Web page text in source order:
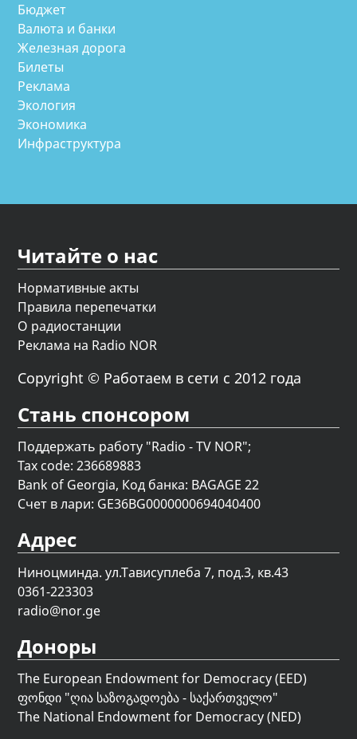
Бюджет
Валюта и банки
Железная дорога
Билеты
Реклама
Экология
Экономика
Инфраструктура
Читайте о нас
Нормативные акты
Правила перепечатки
О радиостанции
Реклама на Radio NOR
Copyright © Работаем в сети с 2012 года
Стань спонсором
Поддержать работу "Radio - TV NOR";
Tax code: 236689883
Bank of Georgia, Код банка: BAGAGE 22
Счет в лари: GE36BG0000000694040400
Адрес
Ниноцминда. ул.Тависуплеба 7, под.3, кв.43
0361-223303
radio@nor.ge
Доноры
The European Endowment for Democracy (EED)
ფონდი "ღია საზოგადოება - საქართველო"
The National Endowment for Democracy (NED)